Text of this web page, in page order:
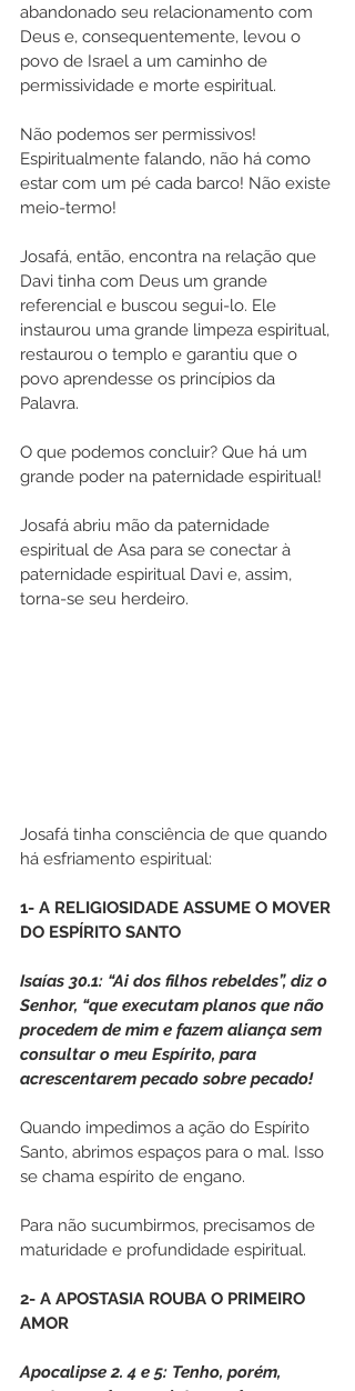
abandonado seu relacionamento com
Deus e, consequentemente, levou o
povo de Israel a um caminho de
permissividade e morte espiritual.
Não podemos ser permissivos!
Espiritualmente falando, não há como
estar com um pé cada barco! Não existe
meio-termo!
Josafá, então, encontra na relação que
Davi tinha com Deus um grande
referencial e buscou segui-lo. Ele
instaurou uma grande limpeza espiritual,
restaurou o templo e garantiu que o
povo aprendesse os princípios da
Palavra.
O que podemos concluir? Que há um
grande poder na paternidade espiritual!
Josafá abriu mão da paternidade
espiritual de Asa para se conectar à
paternidade espiritual Davi e, assim,
torna-se seu herdeiro.
Josafá tinha consciência de que quando
há esfriamento espiritual:
1- A RELIGIOSIDADE ASSUME O MOVER
DO ESPÍRITO SANTO
Isaías 30.1: “Ai dos filhos rebeldes”, diz o
Senhor, “que executam planos que não
procedem de mim e fazem aliança sem
consultar o meu Espírito, para
acrescentarem pecado sobre pecado!
Quando impedimos a ação do Espírito
Santo, abrimos espaços para o mal. Isso
se chama espírito de engano.
Para não sucumbirmos, precisamos de
maturidade e profundidade espiritual.
2- A APOSTASIA ROUBA O PRIMEIRO
AMOR
Apocalipse 2. 4 e 5: Tenho, porém,